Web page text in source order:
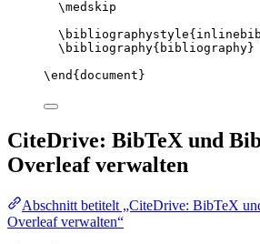
\medskip
\bibliographystyle
\bibliography{bibliography}
\end { document }
CiteDrive: BibTeX und
Overleaf verwalten
Abschnitt betitelt „CiteDrive: BibTeX
Overleaf verwalten“